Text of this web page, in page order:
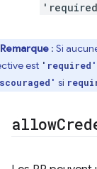
Remarque : Si
est 'required'
si
allow